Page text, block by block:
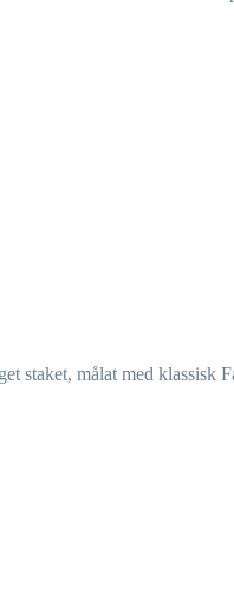
staket, målat med klassisk